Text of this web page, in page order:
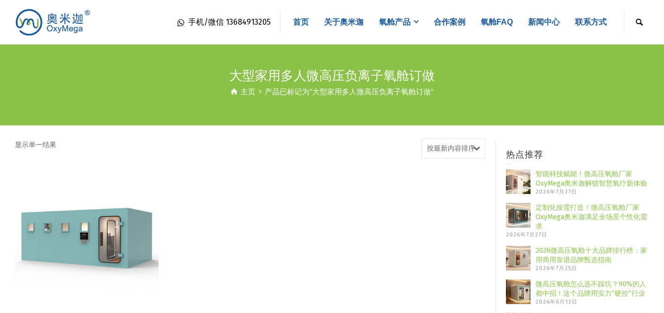
手机/微信 13684913205 首页 关于奥米迦 氧舱产品 合作案例 氧舱FAQ 新闻中心 联系方式
大型家用多人微高压负离子氧舱订做
主页 产品已标记为“大型家用多人微高压负离子氧舱订做”
显示单一结果 按最新内容排序
热点推荐
智能科技赋能！微高压氧舱厂家
OxyMega奥米迦解锁智慧氧疗新体验
2026年7月27日
定制化按需打造！微高压氧舱厂家
OxyMega奥米迦满足全场景个性化需
求
2026年7月27日
2026微高压氧舱十大品牌排行榜：家
用商用靠谱品牌甄选指南
2026年7月25日
微高压氧舱怎么选不踩坑？90%的人
都中招！这个品牌用实力“硬控”行业
2026年6月13日